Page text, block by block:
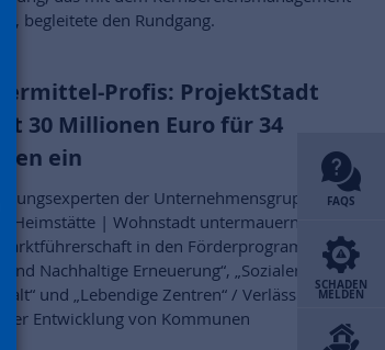
FAQS
SCHADEN
MELDEN
begleitete den Rundgang.
Profis: ProjektStadt
30 Millionen Euro für 34
ein
der Unternehmensgruppe
Heimstätte | Wohnstadt untermauern einmal
in den Förderprogrammen
Nachhaltige Erneuerung“, „Sozialer
und „Lebendige Zentren“ / Verlässlicher
der Entwicklung von Kommunen